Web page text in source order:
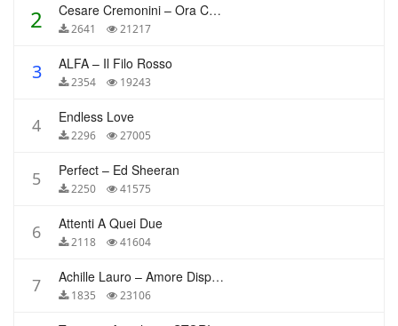
2 Cesare Cremonini – Ora Che Non Ho Più Te
2641 21217
3 ALFA – Il Filo Rosso
2354 19243
4 Endless Love
2296 27005
5 Perfect – Ed Sheeran
2250 41575
6 Attenti A Quei Due
2118 41604
7 Achille Lauro – Amore Disperato
1835 23106